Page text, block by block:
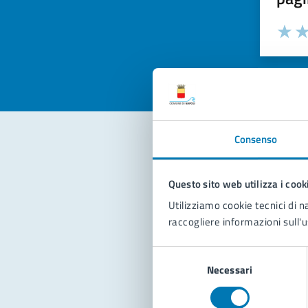
Consenso
Questo sito web utilizza i
Utilizziamo cookie tecnici di
raccogliere informazioni
Necessari
Valuta